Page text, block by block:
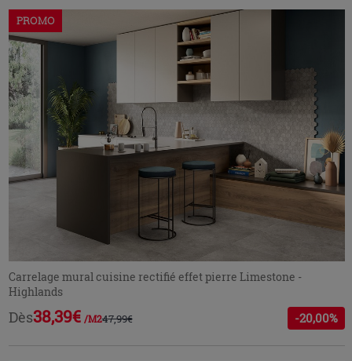
PROMO
Carrelage mural cuisine rectifié effet pierre Limestone -
Highlands
Dès38,39€ /M247,99€ -20,00%